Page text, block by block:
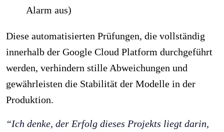
Alarm aus)
Diese automatisierten Prüfungen, die vollständig
innerhalb der Google Cloud Platform durchgeführt
werden, verhindern stille Abweichungen und
gewährleisten die Stabilität der Modelle in der
Produktion.
“Ich denke, der Erfolg dieses Projekts liegt darin,